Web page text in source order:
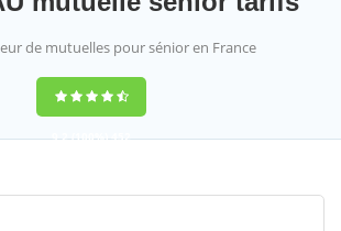
de mutuelles pour sénior en France
9,2(100%)452